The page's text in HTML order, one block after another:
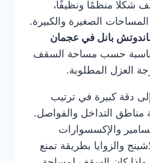
شكلًا منظمًا ونظيفًا،
الصغيرة والكبيرة.
بانل في عجمان
حسب مساحة السقف
العزل المطلوبة.
دقة كبيرة في ترتيب
مناطق التداخل والفواصل.
والإكسسوارات
والزوايا بطريقة تمنع